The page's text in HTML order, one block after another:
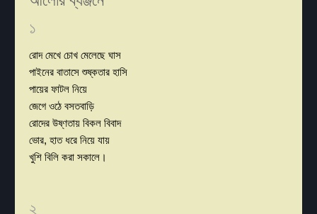
১
রোদ মেখে চোখ মেলেছে ঘাস
পাইনের বাতাসে শুষ্কতার হাসি
পায়ের ফাটল নিয়ে
জেগে ওঠে বসতবাড়ি
রোদের উষ্ণতায় বিকল বিবাদ
ভোর, হাত ধরে নিয়ে যায়
খুশি বিলি করা সকালে।
২